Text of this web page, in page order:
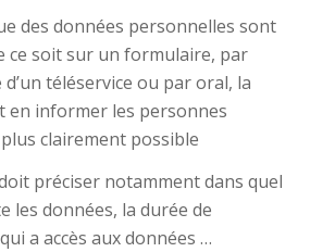
des données personnelles sont
ce soit sur un formulaire, par
d’un téléservice ou par oral, la
en informer les personnes
clairement possible
préciser notamment dans quel
les données, la durée de
a accès aux données …